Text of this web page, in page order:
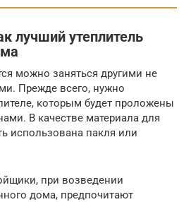
лучший утеплитель
можно заняться другими не
Прежде всего, нужно
которым будет проложены
В качестве материала для
использована пакля или
при возведении
дома, предпочитают